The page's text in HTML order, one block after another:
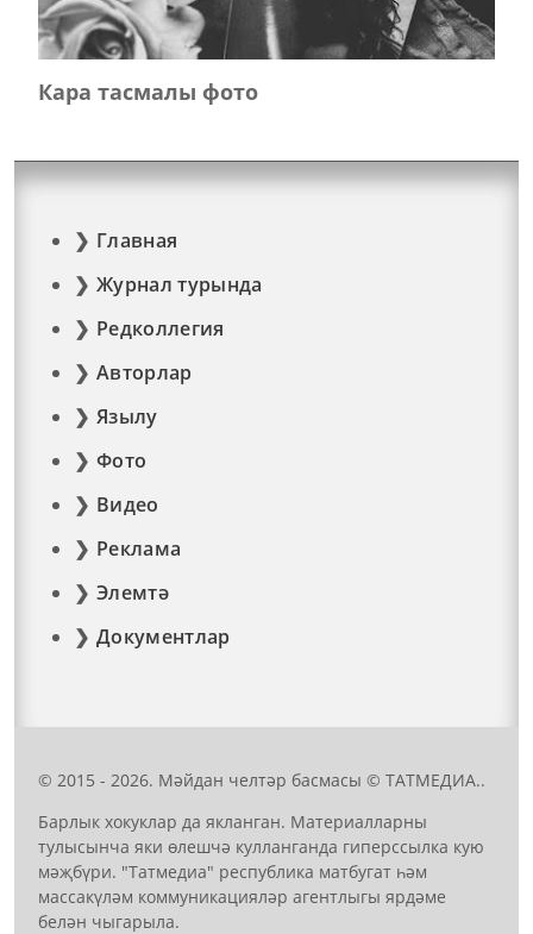
Кара тасмалы фото
Главная
Журнал турында
Редколлегия
Авторлар
Язылу
Фото
Видео
Реклама
Элемтә
Документлар
© 2015 - 2026. Мәйдан челтәр басмасы © ТАТМЕДИА..
Барлык хокуклар да якланган. Материалларны
тулысынча яки өлешчә кулланганда гиперссылка кую
мәҗбүри. "Татмедиа" республика матбугат һәм
массакүләм коммуникацияләр агентлыгы ярдәме
белән чыгарыла.